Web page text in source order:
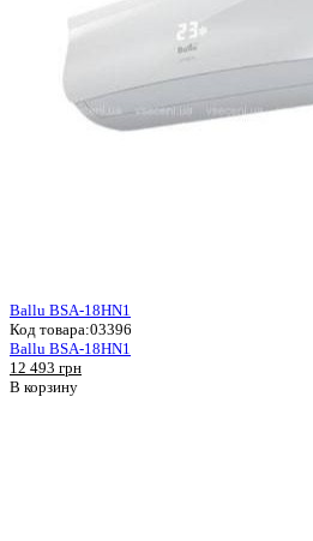
Ballu BSA-18HN1
Код товара:03396
Ballu BSA-18HN1
12 493 грн
В корзину